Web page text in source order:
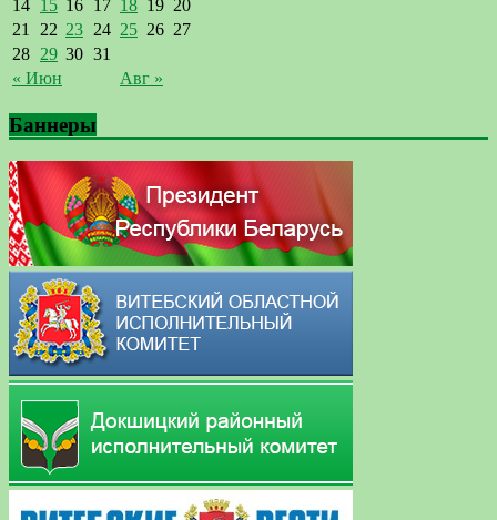
« Июн Авг »
14 15 16 17 18 19 20
21
22 23 24 25 26 27
28 29 30 31
Баннеры